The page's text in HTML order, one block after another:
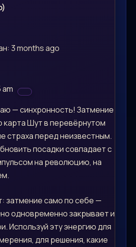
3 months ago
am
— синхронность! Затмение
карта Шут в перевёрнутом
страха перед неизвестным.
посадки совпадает с
на революцию, на
затмение само по себе —
одновременно закрывает и
Используй эту энергию для
для решения, какие